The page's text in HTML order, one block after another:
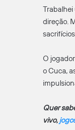
Trabalhei
direção.
O
o Cuca,
Quer
vivo,